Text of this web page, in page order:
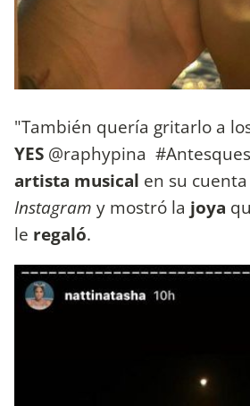
"También quería gritarlo a
YES @raphypina
artista musical en su
Instagram y mostró la joya
le regaló.